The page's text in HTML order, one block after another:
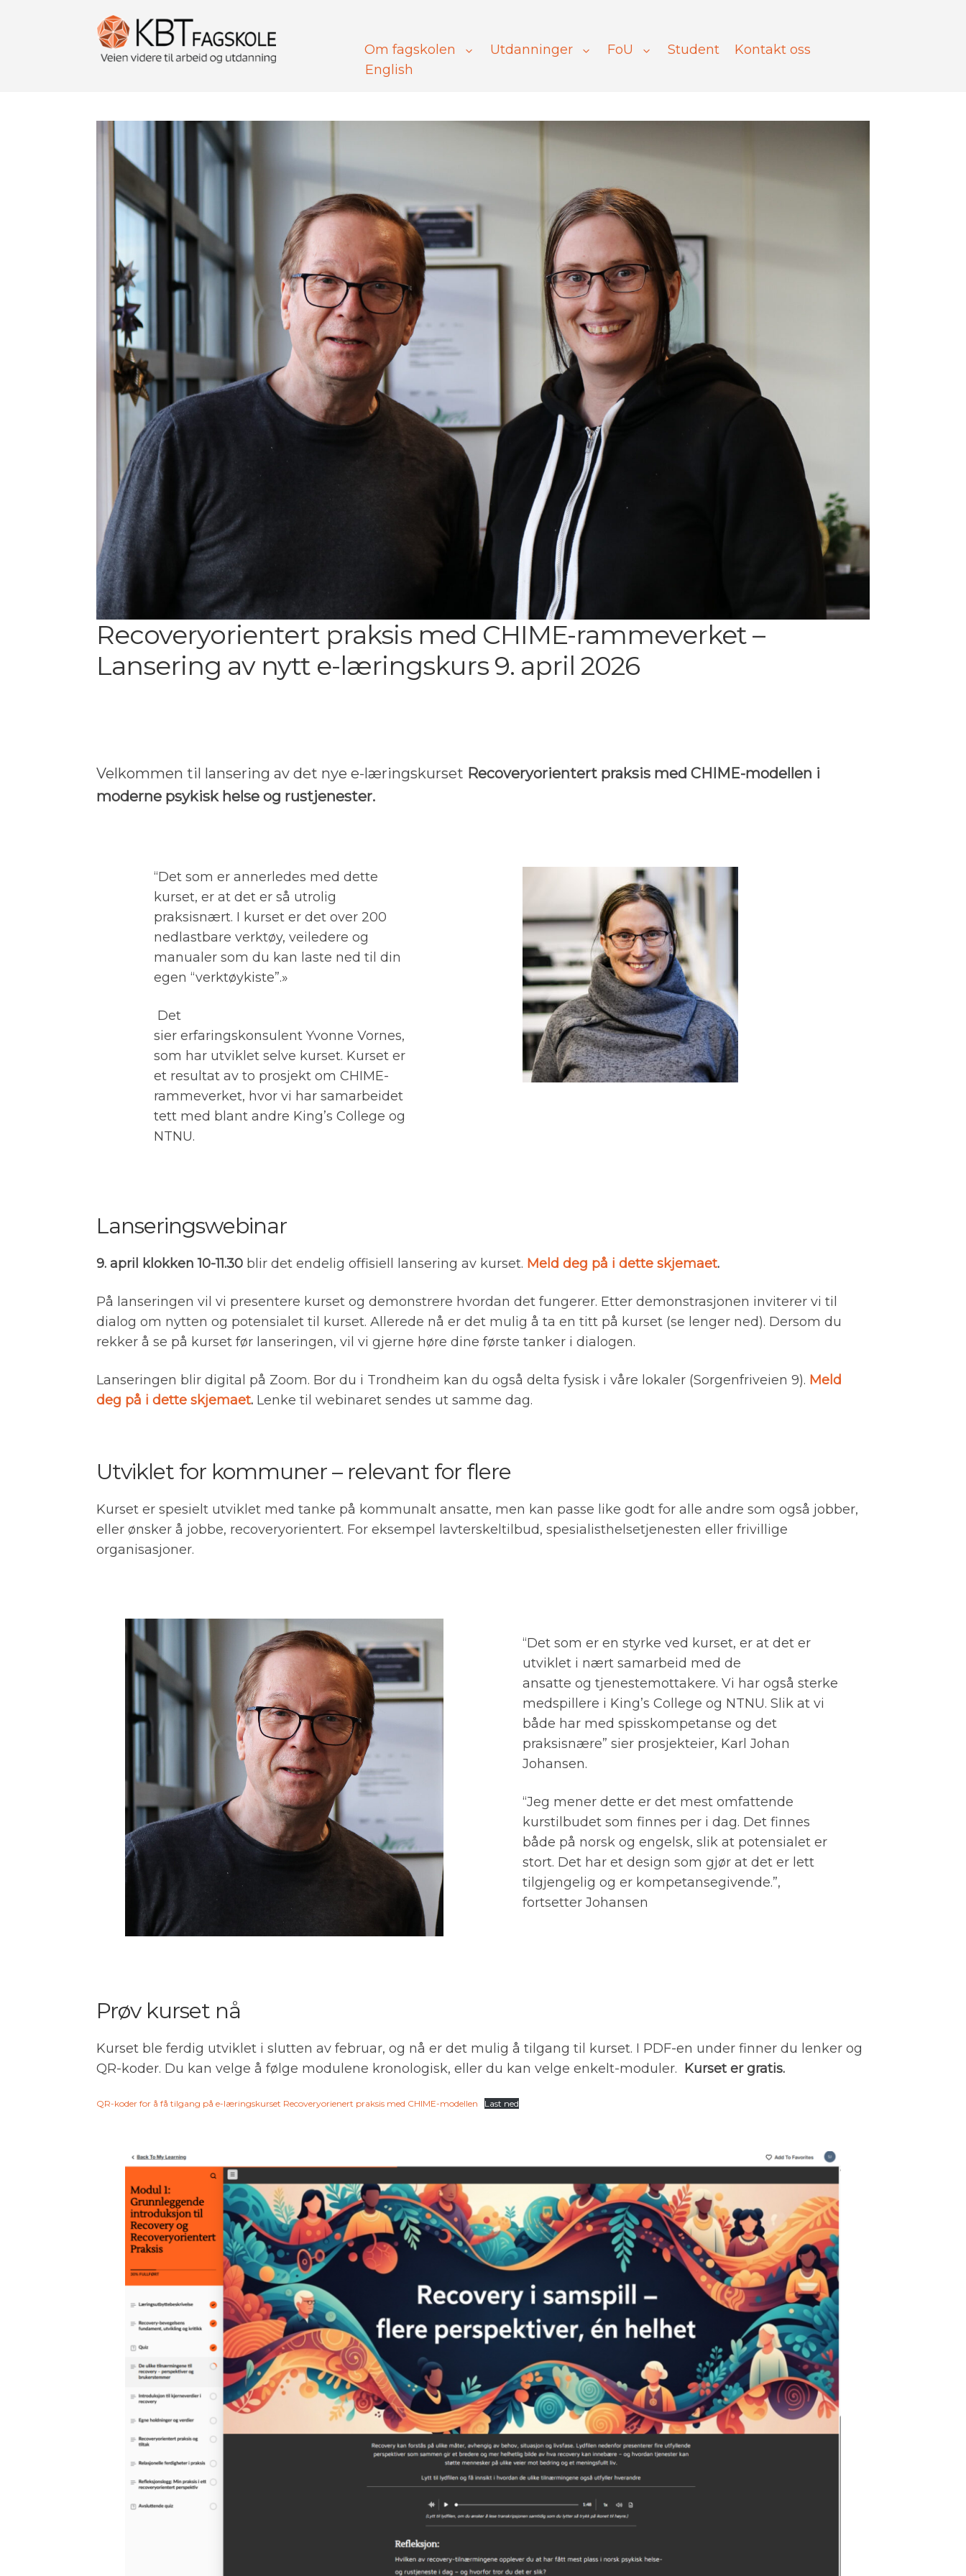
Om fagskolen Utdanninger FoU Student
Kontakt oss
English
Recoveryorientert praksis med CHIME-rammeverket –
Lansering av nytt e-læringskurs 9. april 2026
Velkommen til lansering av det nye e-læringskurset Recoveryorientert praksis med CHIME-modellen i
moderne psykisk helse og rustjenester.
“Det som er annerledes med dette
kurset, er at det er så utrolig
praksisnært. I kurset er det over 200
nedlastbare verktøy, veiledere og
manualer som du kan laste ned til din
egen “verktøykiste”.»
Det
sier erfaringskonsulent Yvonne Vornes,
som har utviklet selve kurset. Kurset er
et resultat av to prosjekt om CHIME-
rammeverket, hvor vi har samarbeidet
tett med blant andre King’s College og
NTNU.
Lanseringswebinar
9. april klokken 10-11.30 blir det endelig offisiell lansering av kurset. Meld deg på i dette skjemaet.
På lanseringen vil vi presentere kurset og demonstrere hvordan det fungerer. Etter demonstrasjonen inviterer vi til
dialog om nytten og potensialet til kurset. Allerede nå er det mulig å ta en titt på kurset (se lenger ned). Dersom du
rekker å se på kurset før lanseringen, vil vi gjerne høre dine første tanker i dialogen.
Lanseringen blir digital på Zoom. Bor du i Trondheim kan du også delta fysisk i våre lokaler (Sorgenfriveien 9). Meld
deg på i dette skjemaet. Lenke til webinaret sendes ut samme dag.
Utviklet for kommuner – relevant for flere
Kurset er spesielt utviklet med tanke på kommunalt ansatte, men kan passe like godt for alle andre som også jobber,
eller ønsker å jobbe, recoveryorientert. For eksempel lavterskeltilbud, spesialisthelsetjenesten eller frivillige
organisasjoner.
“Det som er en styrke ved kurset, er at det er
utviklet i nært samarbeid med de
ansatte og tjenestemottakere. Vi har også sterke
medspillere i King’s College og NTNU. Slik at vi
både har med spisskompetanse og det
praksisnære” sier prosjekteier, Karl Johan
Johansen.
“Jeg mener dette er det mest omfattende
kurstilbudet som finnes per i dag. Det finnes
både på norsk og engelsk, slik at potensialet er
stort. Det har et design som gjør at det er lett
tilgjengelig og er kompetansegivende.”,
fortsetter Johansen
Prøv kurset nå
Kurset ble ferdig utviklet i slutten av februar, og nå er det mulig å tilgang til kurset. I PDF-en under finner du lenker og
QR-koder. Du kan velge å følge modulene kronologisk, eller du kan velge enkelt-moduler. Kurset er gratis.
QR-koder for å få tilgang på e-læringskurset Recoveryorienert praksis med CHIME-modellen Last ned